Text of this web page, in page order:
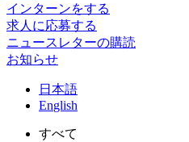
インターンをする
求人に応募する
ニュースレターの購読
お知らせ
日 本語
English
すべて